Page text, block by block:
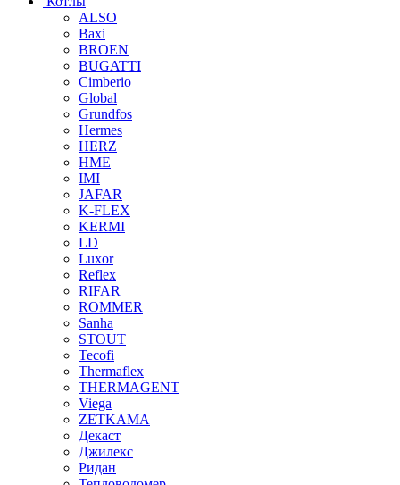
ALSO
Baxi
BROEN
BUGATTI
Cimberio
Global
Grundfos
Hermes
HERZ
HME
IMI
JAFAR
K-FLEX
KERMI
LD
Luxor
Reflex
RIFAR
ROMMER
Sanha
STOUT
Tecofi
Thermaflex
THERMAGENT
Viega
ZETKAMA
Декаст
Джилекс
Ридан